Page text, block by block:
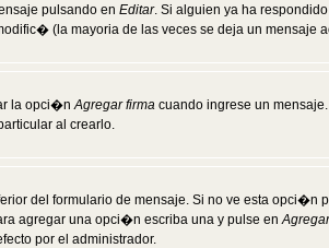
pulsando en Editar. Si alguien ya ha
(la mayoria de las veces se deja un mensaje
la opci�nAgregar firma cuando ingrese un
al crearlo.
del formulario de mensaje. Si no ve esta opci�n
agregar una opci�n escriba una y pulse en
por el administrador.